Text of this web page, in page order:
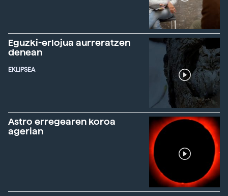
Eguzki-erlojua aurreratzen
denean
EKLIPSEA
Astro erregearen koroa
agerian